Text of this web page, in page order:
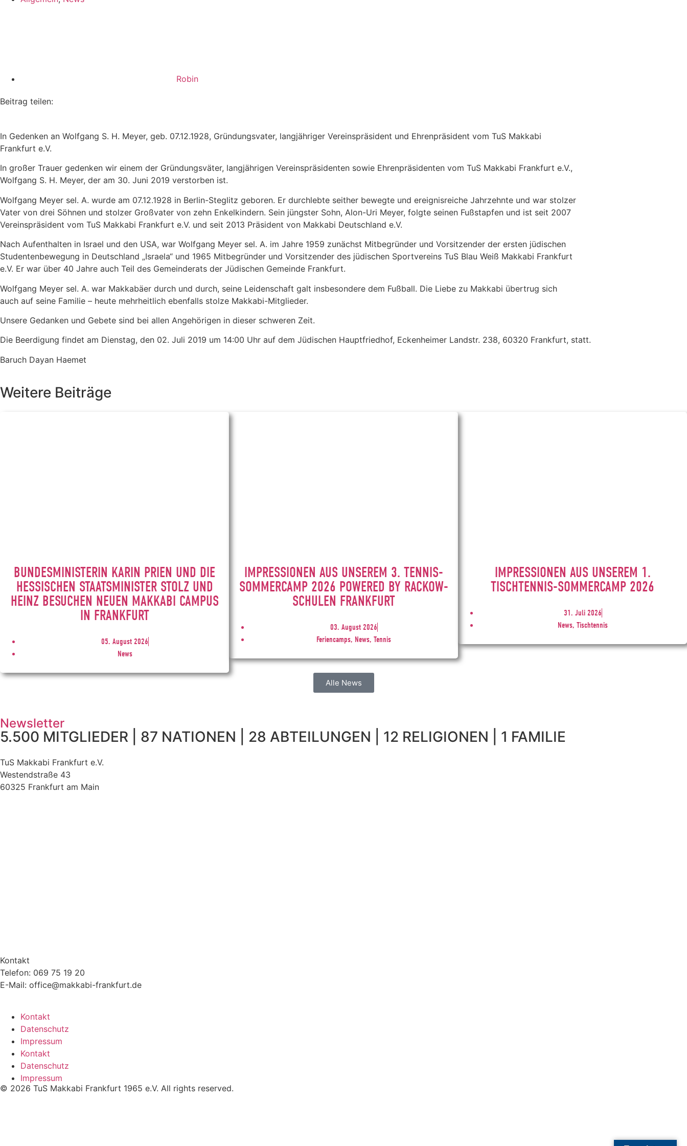
Robin
Beitrag teilen:
In Gedenken an Wolfgang S. H. Meyer, geb. 07.12.1928, Gründungsvater, langjähriger Vereinspräsident und Ehrenpräsident vom TuS Makkabi
Frankfurt e.V.
In großer Trauer gedenken wir einem der Gründungsväter, langjährigen Vereinspräsidenten sowie Ehrenpräsidenten vom TuS Makkabi Frankfurt e.V.,
Wolfgang S. H. Meyer, der am 30. Juni 2019 verstorben ist.
Wolfgang Meyer sel. A. wurde am 07.12.1928 in Berlin-Steglitz geboren. Er durchlebte seither bewegte und ereignisreiche Jahrzehnte und war stolzer
Vater von drei Söhnen und stolzer Großvater von zehn Enkelkindern. Sein jüngster Sohn, Alon-Uri Meyer, folgte seinen Fußstapfen und ist seit 2007
Vereinspräsident vom TuS Makkabi Frankfurt e.V. und seit 2013 Präsident von Makkabi Deutschland e.V.
Nach Aufenthalten in Israel und den USA, war Wolfgang Meyer sel. A. im Jahre 1959 zunächst Mitbegründer und Vorsitzender der ersten jüdischen
Studentenbewegung in Deutschland „Israela“ und 1965 Mitbegründer und Vorsitzender des jüdischen Sportvereins TuS Blau Weiß Makkabi Frankfurt
e.V. Er war über 40 Jahre auch Teil des Gemeinderats der Jüdischen Gemeinde Frankfurt.
Wolfgang Meyer sel. A. war Makkabäer durch und durch, seine Leidenschaft galt insbesondere dem Fußball. Die Liebe zu Makkabi übertrug sich
auch auf seine Familie – heute mehrheitlich ebenfalls stolze Makkabi-Mitglieder.
Unsere Gedanken und Gebete sind bei allen Angehörigen in dieser schweren Zeit.
Die Beerdigung findet am Dienstag, den 02. Juli 2019 um 14:00 Uhr auf dem Jüdischen Hauptfriedhof, Eckenheimer Landstr. 238, 60320 Frankfurt, statt.
Baruch Dayan Haemet
Weitere Beiträge
BUNDESMINISTERIN KARIN PRIEN UND DIE
HESSISCHEN STAATSMINISTER STOLZ UND
HEINZ BESUCHEN NEUEN MAKKABI CAMPUS
IN FRANKFURT
05. August 2026
News
IMPRESSIONEN AUS UNSEREM 3. TENNIS-
SOMMERCAMP 2026 POWERED BY RACKOW-
SCHULEN FRANKFURT
03. August 2026
Feriencamps, News, Tennis
IMPRESSIONEN AUS UNSEREM 1.
TISCHTENNIS-SOMMERCAMP 2026
31. Juli 2026
News, Tischtennis
Alle News
Newsletter
5.500 MITGLIEDER | 87 NATIONEN | 28 ABTEILUNGEN | 12 RELIGIONEN | 1 FAMILIE
TuS Makkabi Frankfurt e.V.
Westendstraße 43
60325 Frankfurt am Main
Kontakt
Telefon: 069 75 19 20
E-Mail: office@makkabi-frankfurt.de
Kontakt
Datenschutz
Impressum
Kontakt
Datenschutz
Impressum
© 2026 TuS Makkabi Frankfurt 1965 e.V. All rights reserved.